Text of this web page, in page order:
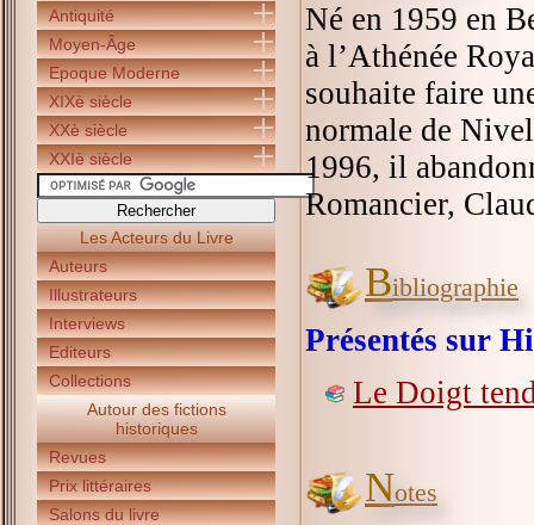
Antiquité
Moyen-Âge
Epoque Moderne
XIXè siècle
XXè siècle
XXIè siècle
Les Acteurs du Livre
Auteurs
Illustrateurs
Interviews
Editeurs
Collections
Autour des fictions
historiques
Revues
Prix littéraires
Salons du livre
Né en 1959 en
à l’Athénée
souhaite faire
normale de
1996, il
Romancier,
Bibliographie
Présentés sur
Le Doigt
Notes